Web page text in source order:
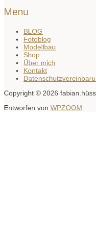
Menu
BLOG
Fotoblog
Modellbau
Shop
Über mich
Kontakt
Copyright © 2026
Entworfen von WPZOOM